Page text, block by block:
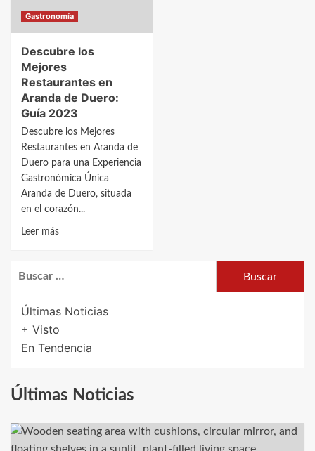
Una
Guía
Gastronómica
Imperdible
Gastronomía
Descubre los
Mejores
Restaurantes en
Aranda de Duero:
Guía 2023
Descubre los Mejores
Restaurantes en Aranda de
Duero para una Experiencia
Gastronómica Única
Aranda de Duero, situada
en el corazón...
Leer másLeer
sobre
Descubre
los
Mejores
Aranda
Duero:
Guía
Últimas Noticias
+ Visto
En Tendencia
Últimas Noticias